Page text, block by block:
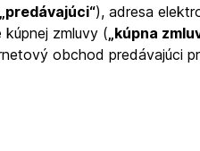
„predávajúci“), adresa
zmluvy ( „kúpna
obchod predávajúci